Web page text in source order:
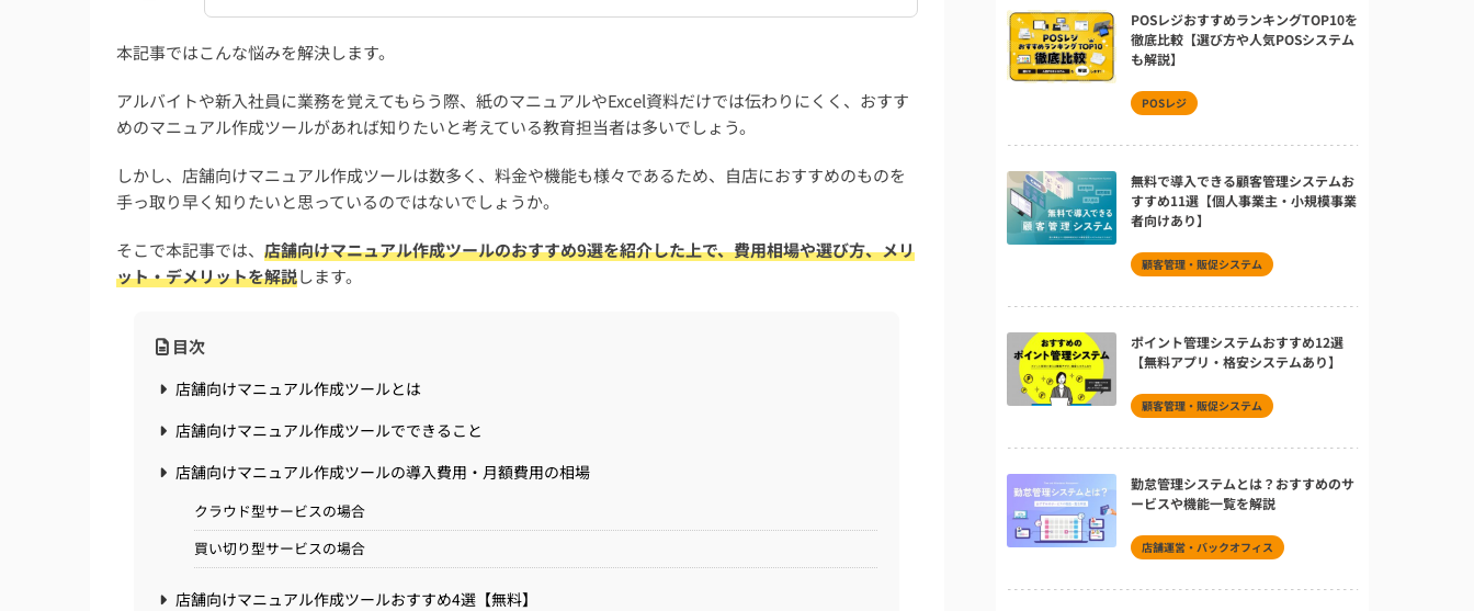
本記事ではこんな悩みを解決します。
アルバイトや新入社員に業務を覚えてもらう際、紙のマニュアルやExcel資料だけでは伝わりにくく、おすす
めのマニュアル作成ツールがあれば知りたいと考えている教育担当者は多いでしょう。
しかし、店舗向けマニュアル作成ツールは数多く、料金や機能も様々であるため、自店におすすめのものを
手っ取り早く知りたいと思っているのではないでしょうか。
そこで本記事では、 店舗向けマニュアル作成ツールのおすすめ9選を紹介した上で、費用相場や選び方、メリ
ット・デメリットを解説します。
目次
店舗向けマニュアル作成ツールとは
店舗向けマニュアル作成ツールでできること
店舗向けマニュアル作成ツールの導入費用・月額費用の相場
クラウド型サービスの場合
買い切り型サービスの場合
店舗向けマニュアル作成ツールおすすめ4選【無料】
POSレジおすすめランキングTOP10を
徹底比較【選び方や人気POSシステム
も解説】
POSレジ
無料で導入できる顧客管理システムお
すすめ11選【個人事業主・小規模事業
者向けあり】
顧客管理・販促システム
ポイント管理システムおすすめ12選
【無料アプリ・格安システムあり】
顧客管理・販促システム
勤怠管理システムとは？おすすめのサ
ービスや機能一覧を解説
店舗運営・バックオフィス